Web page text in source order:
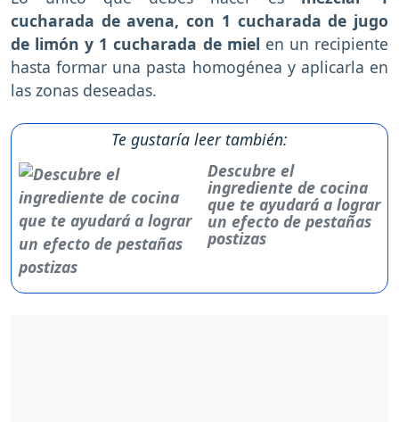
cucharada de avena, con 1 cucharada de jugo
de limón y 1 cucharada de miel en un recipiente
hasta formar una pasta homogénea y aplicarla en
las zonas deseadas.
Te gustaría leer también:
Descubre el
ingrediente de cocina
que te ayudará a lograr
un efecto de pestañas
postizas